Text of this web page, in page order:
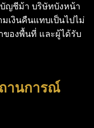
บัญชีม้า บริษัทบังหน้า
เงินคืนแทบเป็นไปไม่
ของพื้นที่ และผู้ได้รับ
านการณ์